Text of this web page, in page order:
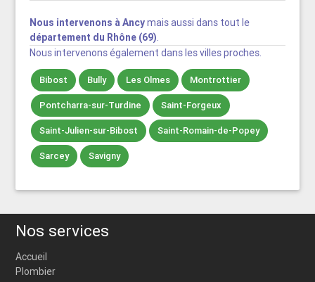
Nous intervenons à Ancymais aussi dans tout le
département du Rhône (69).
Nous intervenons également dans les villes proches.
Bibost Bully Les Olmes Montrottier
Pontcharra-sur-Turdine Saint-Forgeux
Saint-Julien-sur-Bibost Saint-Romain-de-Popey
Sarcey Savigny
Nos services
Accueil
Plombier